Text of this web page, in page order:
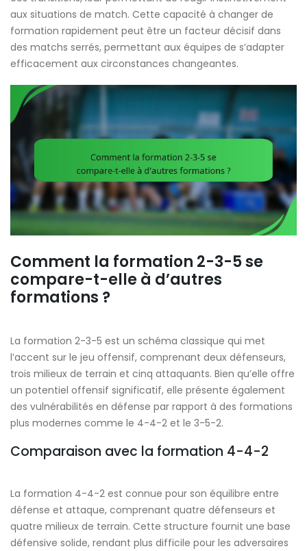
aux situations de match. Cette capacité à changer de
formation rapidement peut être un facteur décisif dans
des matchs serrés, permettant aux équipes de s’adapter
efficacement aux circonstances changeantes.
Comment la formation 2-3-5 se
compare-t-elle à d’autres
formations ?
La formation 2-3-5 est un schéma classique qui met
l’accent sur le jeu offensif, comprenant deux défenseurs,
trois milieux de terrain et cinq attaquants. Bien qu’elle offre
un potentiel offensif significatif, elle présente également
des vulnérabilités en défense par rapport à des formations
plus modernes comme le 4-4-2 et le 3-5-2.
Comparaison avec la formation 4-4-2
La formation 4-4-2 est connue pour son équilibre entre
défense et attaque, comprenant quatre défenseurs et
quatre milieux de terrain. Cette structure fournit une base
défensive solide, rendant plus difficile pour les adversaires